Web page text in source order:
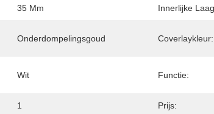
35 Μm Innerlijke
Onderdompelingsgoud Coverlaykleur:
Wit Functie:
1 Prijs: